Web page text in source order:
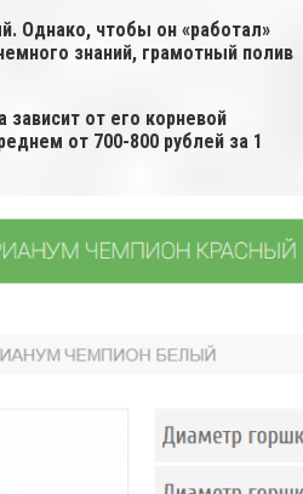
Однако, чтобы он «работал»
знаний, грамотный полив
зависит от его корневой
от 700-800 рублей за 1